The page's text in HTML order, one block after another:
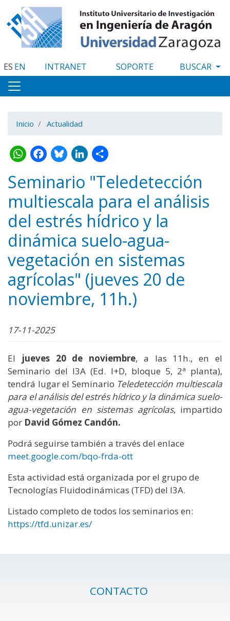
al
contenido
principal
ES EN INTRANET SOPORTE
Inicio Actualidad
WhatsApp
Facebook
Bluesky
LinkedIn
Share
Seminario "Teledetección
multiescala para el análisis
del estrés hídrico y la
dinámica suelo-agua-
vegetación en sistemas
agrícolas" (jueves 20 de
noviembre, 11h.)
17-11-2025
El jueves 20 de noviembre, a las 11h., en el
Seminario del I3A (Ed. I+D, bloque 5, 2ª planta),
tendrá lugar el Seminario Teledetección multiescala
para el análisis del estrés hídrico y la dinámica suelo-
agua-vegetación en sistemas agrícolas, impartido
por David Gómez Candón.
Podrá seguirse también a través del enlace
meet.google.com/bqo-frda-ott
Esta actividad está organizada por el grupo de
Tecnologías Fluidodinámicas (TFD) del I3A.
Listado completo de todos los seminarios en:
https://tfd.unizar.es/
CONTACTO